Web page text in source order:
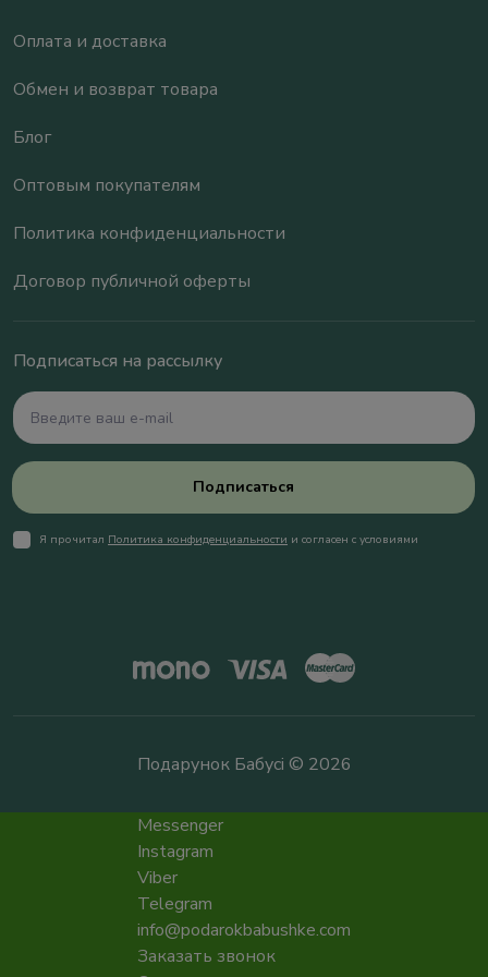
Оплата и доставка
Обмен и возврат товара
Блог
Оптовым покупателям
Политика конфиденциальности
Договор публичной оферты
Подписаться на рассылку
Подписаться
Я прочитал Политика конфиденциальности и согласен с условиями
Подарунок Бабусі © 2026
Messenger
Instagram
Viber
Telegram
info@podarokbabushke.com
Заказать звонок